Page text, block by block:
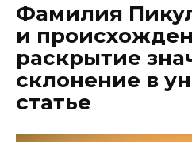
Фамилия
и
раскрытие
склонение в
статье